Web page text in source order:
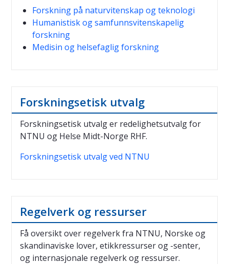
Forskning på naturvitenskap og teknologi
Humanistisk og samfunnsvitenskapelig
forskning
Medisin og helsefaglig forskning
Forskningsetisk utvalg
Forskningsetisk utvalg er redelighetsutvalg for
NTNU og Helse Midt-Norge RHF.
Forskningsetisk utvalg ved NTNU
Regelverk og ressurser
Få oversikt over regelverk fra NTNU, Norske og
skandinaviske lover, etikkressurser og -senter,
og internasjonale regelverk og ressurser.